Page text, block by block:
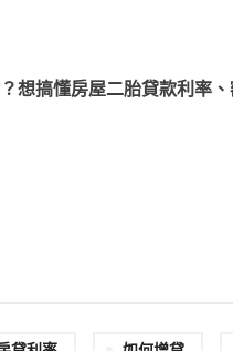
想搞懂房屋二胎貸款利率、